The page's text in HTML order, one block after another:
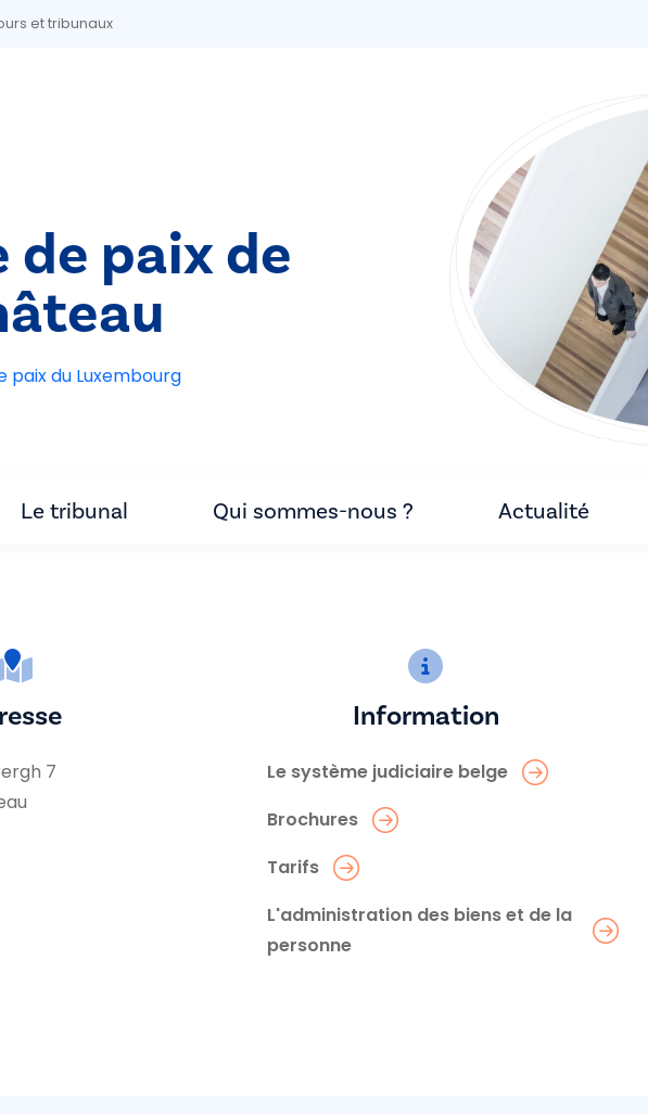
et tribunaux
de paix de
paix du Luxembourg
Le tribunal Qui sommes-nous ? Actualité
7
Information
Le système judiciaire belge
Brochures
Tarifs
L'administration des biens et de la
personne